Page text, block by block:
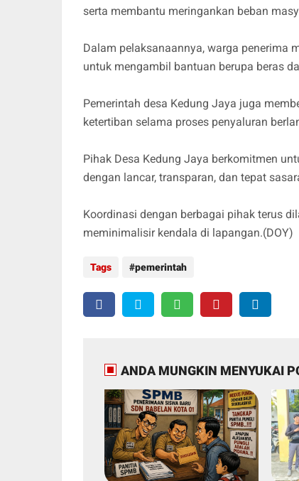
serta membantu meringankan beban
Dalam pelaksanaannya, warga penerima
untuk mengambil bantuan berupa beras
Pemerintah desa Kedung Jaya juga
ketertiban selama proses penyaluran
Pihak Desa Kedung Jaya berkomitmen
dengan lancar, transparan, dan tepat
Koordinasi dengan berbagai pihak terus
meminimalisir kendala di lapangan.(DOY)
Tags pemerintah
ANDA MUNGKIN MENYUKAI